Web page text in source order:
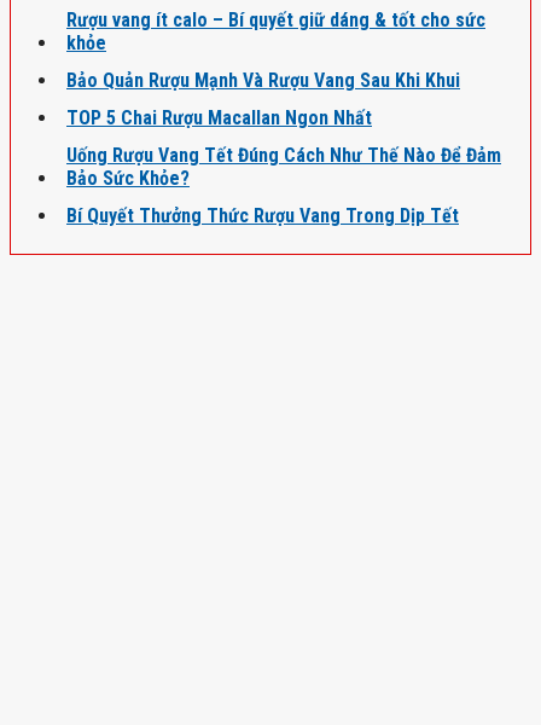
Rượu vang ít calo – Bí quyết giữ dáng & tốt cho sức
khỏe
Bảo Quản Rượu Mạnh Và Rượu Vang Sau Khi Khui
TOP 5 Chai Rượu Macallan Ngon Nhất
Uống Rượu Vang Tết Đúng Cách Như Thế Nào Để Đảm
Bảo Sức Khỏe?
Bí Quyết Thưởng Thức Rượu Vang Trong Dịp Tết